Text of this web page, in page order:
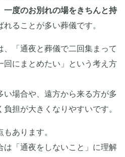
一度のお別れの場をきちんと持
れることが多い葬儀です。
「通夜と葬儀で二回集まって
回にまとめたい」という考え方
い場合や、遠方から来る方が多
担が大きくなりやすいです。
あります。
は「通夜をしないこと」に理解